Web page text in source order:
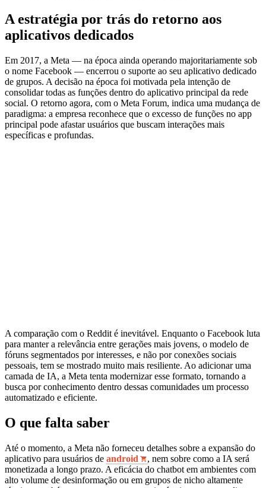
A estratégia por trás do retorno aos
aplicativos dedicados
Em 2017, a Meta — na época ainda operando majoritariamente sob
o nome Facebook — encerrou o suporte ao seu aplicativo dedicado
de grupos. A decisão na época foi motivada pela intenção de
consolidar todas as funções dentro do aplicativo principal da rede
social. O retorno agora, com o Meta Forum, indica uma mudança de
paradigma: a empresa reconhece que o excesso de funções no app
principal pode afastar usuários que buscam interações mais
específicas e profundas.
A comparação com o Reddit é inevitável. Enquanto o Facebook luta
para manter a relevância entre gerações mais jovens, o modelo de
fóruns segmentados por interesses, e não por conexões sociais
pessoais, tem se mostrado muito mais resiliente. Ao adicionar uma
camada de IA, a Meta tenta modernizar esse formato, tornando a
busca por conhecimento dentro dessas comunidades um processo
automatizado e eficiente.
O que falta saber
Até o momento, a Meta não forneceu detalhes sobre a expansão do
aplicativo para usuários de android
, nem sobre como a IA será
monetizada a longo prazo. A eficácia do chatbot em ambientes com
alto volume de desinformação ou em grupos de nicho altamente